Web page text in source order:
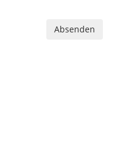
Absenden